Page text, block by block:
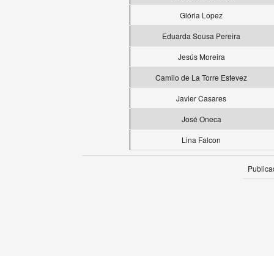
Glória Lopez
Eduarda Sousa Pereira
Jesús Moreira
Camilo de La Torre Estevez
Javier Casares
José Oneca
Lina Falcon